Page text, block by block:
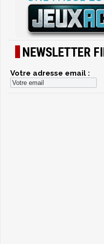
NEWSLETTER
Votre adresse email :